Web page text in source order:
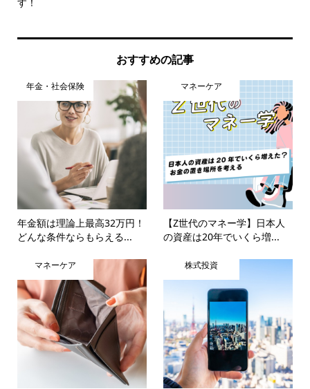
おすすめの記事
年金・社会保険
年金額は理論上最高32万円！
どんな条件ならもらえる...
マネーケア
【Z世代のマネー学】日本人
の資産は20年でいくら増...
マネーケア 株式投資